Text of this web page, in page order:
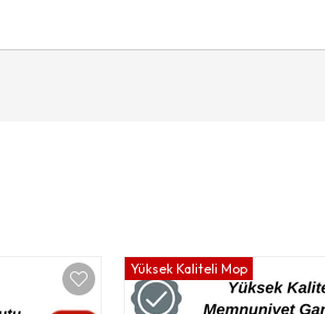
Yüksek Kaliteli Mop